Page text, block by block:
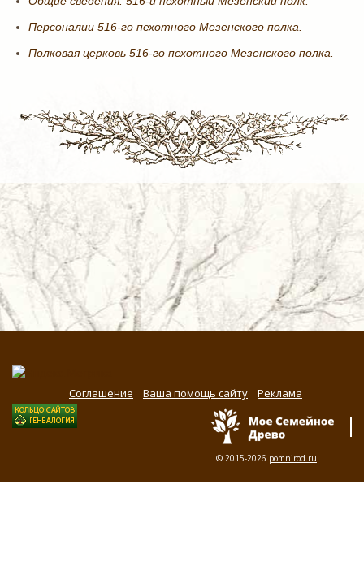
Персоналии 516-го пехотного Мезенского полка.
Полковая церковь 516-го пехотного Мезенского полка.
Соглашение Ваша помощь сайту Реклама
© 2015-2026 pomnirod.ru